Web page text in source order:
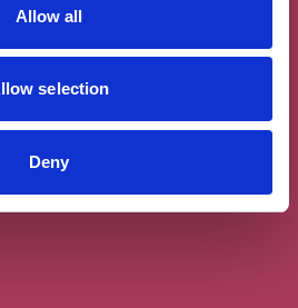
Allow all
selection
Deny